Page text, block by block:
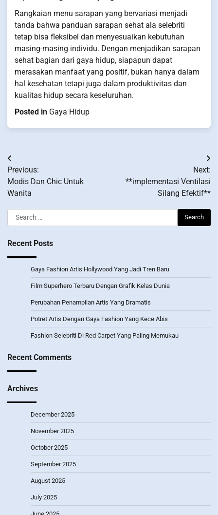
Rangkaian menu sarapan yang bervariasi menjadi
tanda bahwa panduan sarapan sehat ala selebriti
tetap bisa fleksibel dan menyesuaikan kebutuhan
masing-masing individu. Dengan menjadikan sarapan
sehat bagian dari gaya hidup, siapapun dapat
merasakan manfaat yang positif, bukan hanya dalam
hal kesehatan tetapi juga dalam produktivitas dan
kualitas hidup secara keseluruhan.
Posted in Gaya Hidup
Post
navigation
Previous:
Modis Dan Chic Untuk
Wanita
Next:
**implementasi Ventilasi
Silang Efektif**
Search
for:
Recent Posts
Gaya Fashion Artis Hollywood Yang Jadi Tren Baru
Film Superhero Terbaru Dengan Grafik Kelas Dunia
Perubahan Penampilan Artis Yang Dramatis
Potret Artis Dengan Gaya Fashion Yang Kece Abis
Fashion Selebriti Di Red Carpet Yang Paling Memukau
Recent Comments
Archives
December 2025
November 2025
October 2025
September 2025
August 2025
July 2025